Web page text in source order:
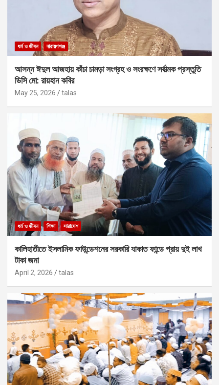
ধর্ম ও জীবন নারায়ণগঞ্জ
আসন্ন ঈদুল আজহায় কাঁচা চামড়া সংগ্রহ ও সংরক্ষণে সর্বাত্মক প্রস্তুতি
ডিসি মো: রায়হান কবির
May 25, 2026 talas
ধর্ম ও জীবন শিক্ষা সারাদেশ
কালিহাতীতে ইসলামিক ফাউন্ডেশনের সরকারি যাকাত ফান্ডে প্রায় দুই লাখ
টাকা জমা
April 2, 2026 talas